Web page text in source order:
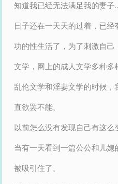
知道我已经无法满足我的妻
日子还在一天天的过着，已
功的性生活了，为了刺激自己
文学，网上的成人文学多种
乱伦文学和淫妻文学的时候
直欲罢不能。
以前怎么没有发现自己有这么
当有一天看到一篇公公和儿
被吸引住了。